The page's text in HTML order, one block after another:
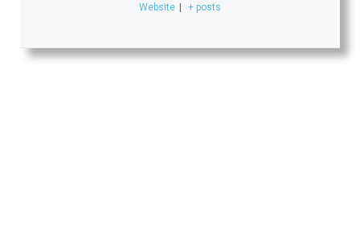
Website | + posts